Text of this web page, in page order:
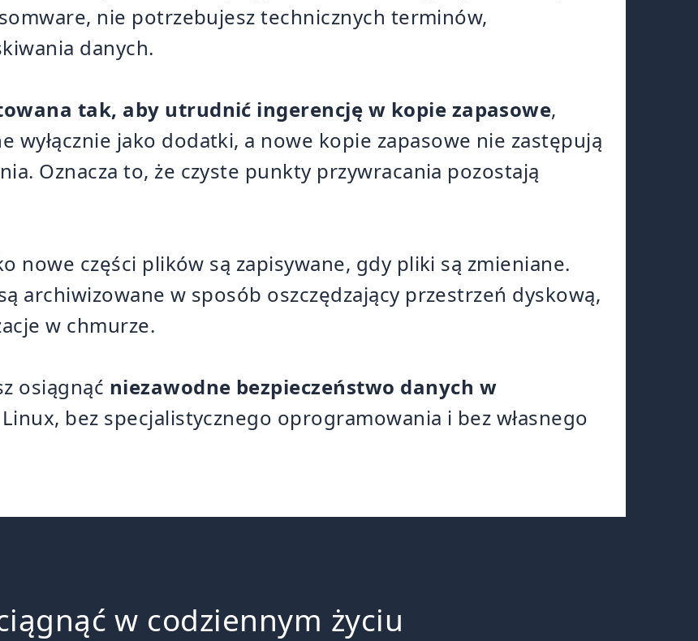
nie potrzebujesz technicznych terminów,
danych.
tak, aby utrudnić ingerencję w kopie zapasowe,
wyłącznie jako dodatki, a nowe kopie zapasowe nie zastępują
Oznacza to, że czyste punkty przywracania pozostają
nowe części plików są zapisywane, gdy pliki są zmieniane.
archiwizowane w sposób oszczędzający przestrzeń dyskową,
w chmurze.
osiągnąć niezawodne bezpieczeństwo danych w
bez specjalistycznego oprogramowania i bez własnego
w codziennym życiu